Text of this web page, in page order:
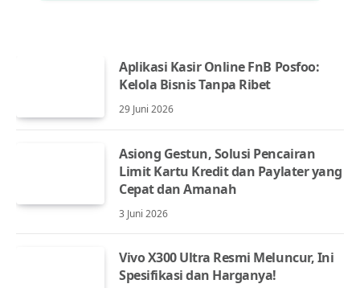
Aplikasi Kasir Online FnB Posfoo:
Kelola Bisnis Tanpa Ribet
29 Juni 2026
Asiong Gestun, Solusi Pencairan
Limit Kartu Kredit dan Paylater yang
Cepat dan Amanah
3 Juni 2026
Vivo X300 Ultra Resmi Meluncur, Ini
Spesifikasi dan Harganya!